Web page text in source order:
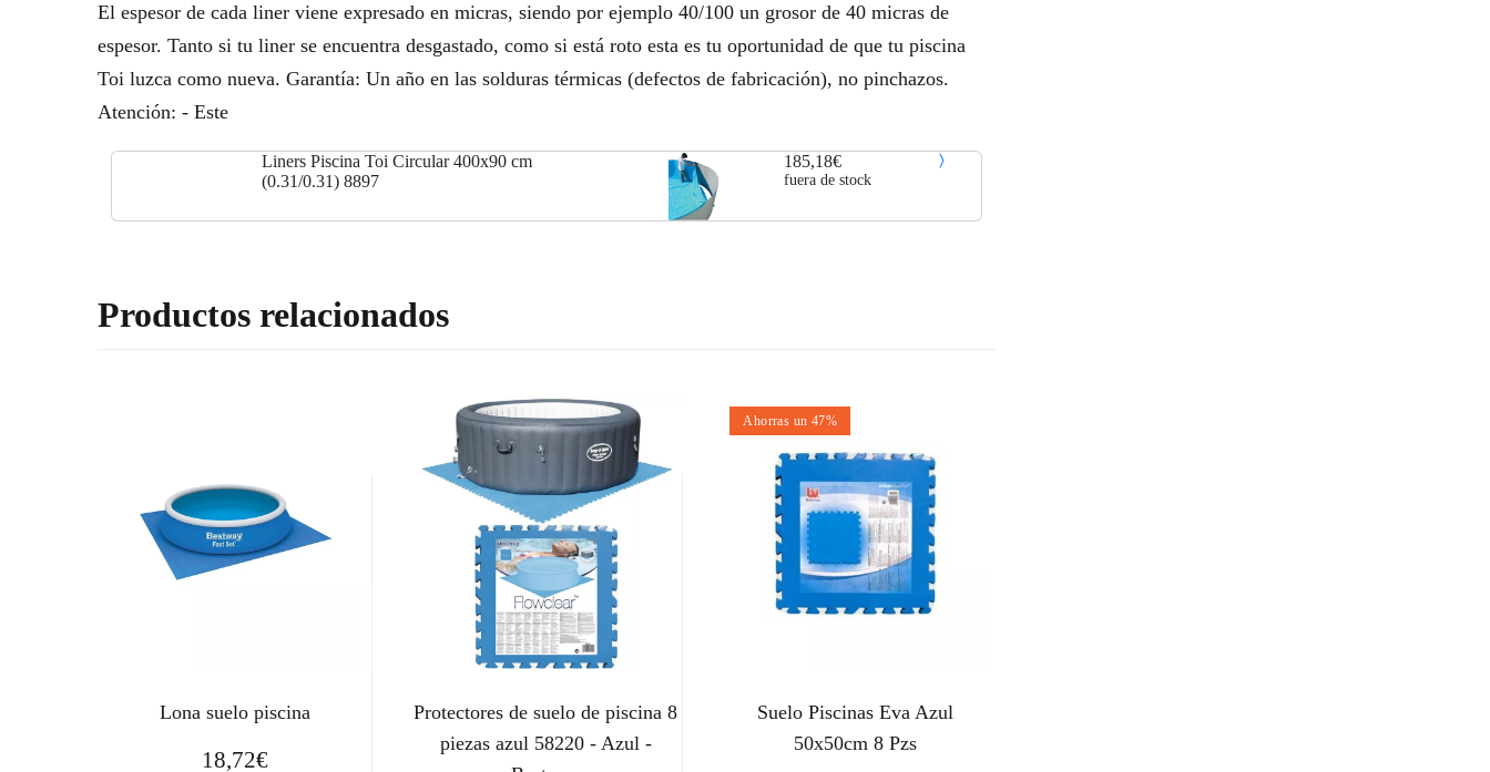
El espesor de cada liner viene expresado en micras, siendo por ejemplo 40/100 un grosor de 40 micras de
espesor. Tanto si tu liner se encuentra desgastado, como si está roto esta es tu oportunidad de que tu piscina
Toi luzca como nueva. Garantía: Un año en las solduras térmicas (defectos de fabricación), no pinchazos.
Atención: - Este
Liners Piscina Toi Circular 400x90 cm
(0.31/0.31) 8897
185,18€
fuera de stock
Productos relacionados
Lona suelo piscina
18,72€
Protectores de suelo de piscina 8
piezas azul 58220 - Azul -
Ahorras un 47%
Suelo Piscinas Eva Azul
50x50cm 8 Pzs